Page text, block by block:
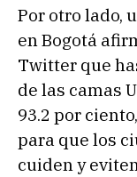
Por otro lado,
en Bogotá
Twitter que
de las camas
93.2 por
para que los
cuiden y